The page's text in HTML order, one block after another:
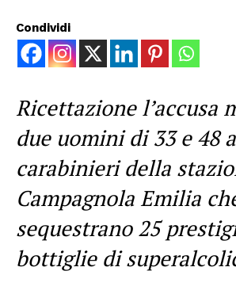
Condividi
Ricettazione l’accusa
due uomini di 33 e 48
carabinieri della
Campagnola Emilia
sequestrano 25
bottiglie di